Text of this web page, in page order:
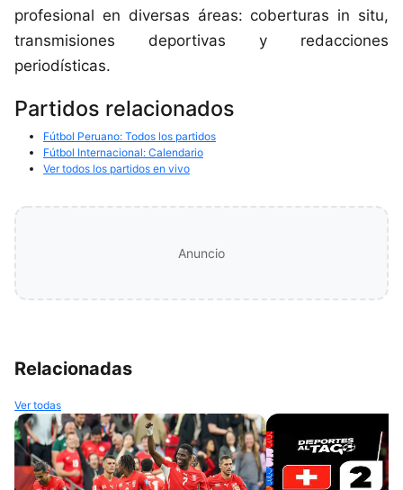
profesional en diversas áreas: coberturas in situ,
transmisiones deportivas y redacciones
periodísticas.
Partidos relacionados
Fútbol Peruano: Todos los partidos
Fútbol Internacional: Calendario
Ver todos los partidos en vivo
Anuncio
Relacionadas
Ver todas